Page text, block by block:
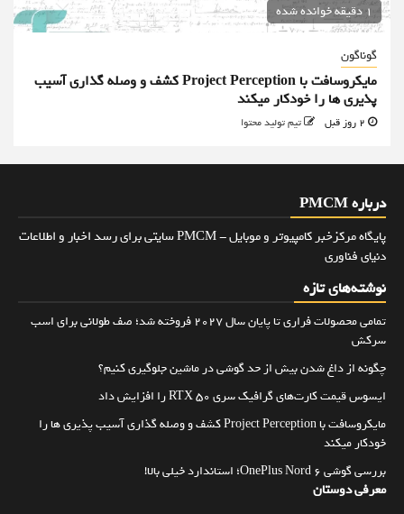
1 دقیقه خوانده شده
گوناگون
مایکروسافت با Project Perception کشف و وصله گذاری آسیب
پذیری ها را خودکار میکند
تیم تولید محتوا
درباره PMCM
پایگاه مرکزخبر کامپیوتر و موبایل - PMCM سایتی برای رسد اخبار و اطلاعات
دنیای فناوری
نوشته‌های تازه
تمامی محصولات فراری تا پایان سال ۲۰۲۷ فروخته شد؛ صف طولانی برای اسب
سرکش
چگونه از داغ شدن بیش از حد گوشی در ماشین جلوگیری کنیم؟
ایسوس قیمت کارت‌های گرافیک سری RTX 50 را افزایش داد
مایکروسافت با Project Perception کشف و وصله گذاری آسیب پذیری ها را
خودکار میکند
بررسی گوشی OnePlus Nord 6؛ استاندارد خیلی بالا!
معرفی دوستان